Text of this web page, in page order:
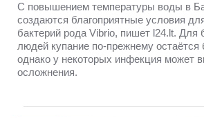
С повышением температуры воды в
создаются благоприятные условия
бактерий рода Vibrio, пишет l24.lt. Для
людей купание по-прежнему остаётся
однако у некоторых инфекция может
осложнения.